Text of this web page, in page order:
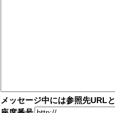
メッセージ中には参照先URL